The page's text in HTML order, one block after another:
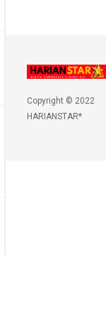
Copyright © 2022
HARIANSTAR*